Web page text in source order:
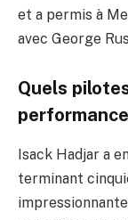
et a permis à
avec George
Quels
Isack Hadjar a
terminant